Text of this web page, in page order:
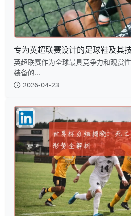
专为英超联赛设计的足球鞋及其
英超联赛作为全球最具竞争力和观赏
装备的...
2026-04-23